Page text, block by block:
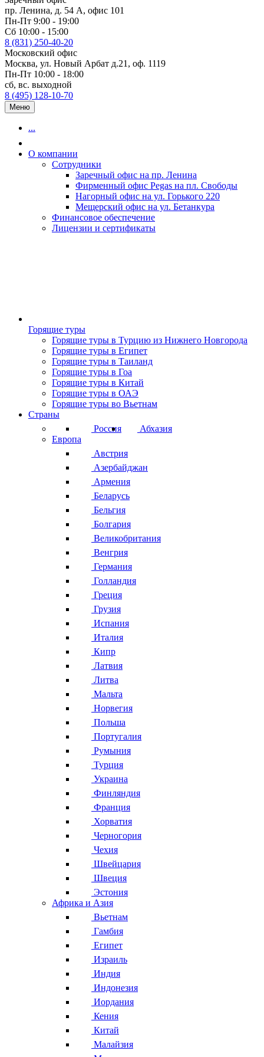
пр. Ленина, д. 54 А, офис 101
Пн-Пт 9:00 - 19:00
Сб 10:00 - 15:00
8 (831) 250-40-20
Московский офис
Москва, ул. Новый Арбат д.21, оф. 1119
Пн-Пт 10:00 - 18:00
сб, вс. выходной
8 (495) 128-10-70
Меню
...
О компании
Сотрудники
Заречный офис на пр. Ленина
Фирменный офис Pegas на пл. Свободы
Нагорный офис на ул. Горького 220
Мещерский офис на ул. Бетанкура
Финансовое обеспечение
Лицензии и сертификаты
Горящие туры
Горящие туры в Турцию из Нижнего Новгорода
Горящие туры в Египет
Горящие туры в Таиланд
Горящие туры в Гоа
Горящие туры в Китай
Горящие туры в ОАЭ
Горящие туры во Вьетнам
Страны
Россия
Абхазия
Европа
Австрия
Азербайджан
Армения
Беларусь
Бельгия
Болгария
Великобритания
Венгрия
Германия
Голландия
Греция
Грузия
Испания
Италия
Кипр
Латвия
Литва
Мальта
Норвегия
Польша
Португалия
Румыния
Турция
Украина
Финляндия
Франция
Хорватия
Черногория
Чехия
Швейцария
Швеция
Эстония
Африка и Азия
Вьетнам
Гамбия
Египет
Израиль
Индия
Индонезия
Иордания
Кения
Китай
Малайзия